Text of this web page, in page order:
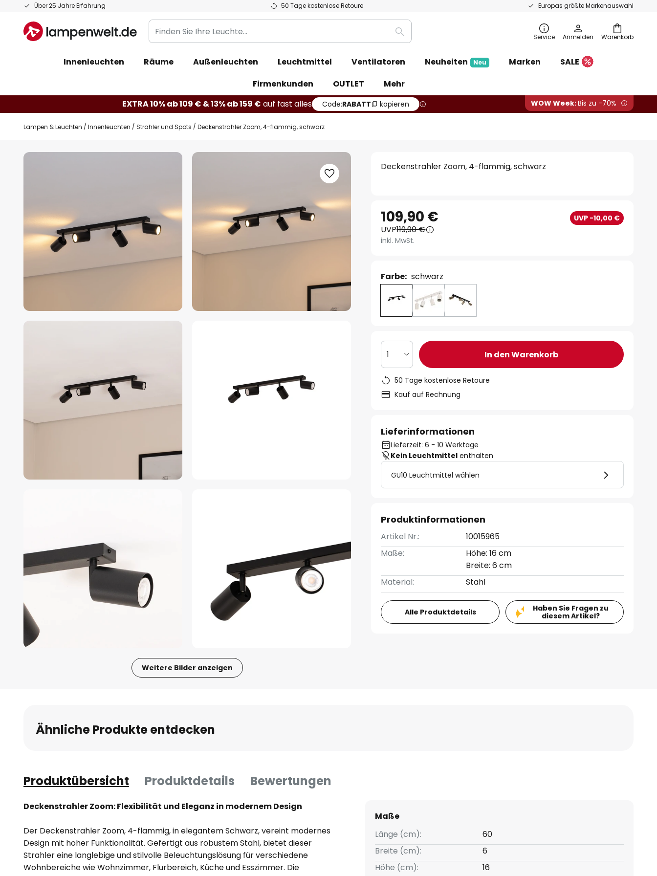
Über 25 Jahre Erfahrung 50 Tage kostenlose Retoure Europas größte Markenauswahl
Zum
springen
Warenkorb
Finden
Sie
Leuchte...
Suche Service Anmelden
Innenleuchten Räume Außenleuchten Leuchtmittel Ventilatoren Neuheiten Neu Marken
SALE
Firmenkunden
OUTLET
Mehr
EXTRA 10% ab 109 € & 13% ab 159 € auf fast alles Code:RABATT kopieren WOW Week:Bis zu -70%
Lampen & Leuchten Innenleuchten Strahler und Spots Deckenstrahler Zoom, 4-flammig, schwarz
Zum
Weitere Bilder anzeigen
Bildgalerie
springen
Deckenstrahler Zoom, 4-flammig, schwarz
109,90 € UVP -10,00 €
UVP119,90 €
inkl. MwSt.
Farbe: schwarz
1 In den Warenkorb
50 Tage kostenlose Retoure
Kauf auf Rechnung
Lieferinformationen
Lieferzeit: 6 - 10 Werktage
Kein Leuchtmittel enthalten
GU10 Leuchtmittel wählen
Produktinformationen
Artikel Nr.:
10015965
Maße:
Höhe: 16 cm
Breite: 6 cm
Material:
Stahl
Alle Produktdetails
Haben Sie Fragen zu
diesem Artikel?
Ähnliche Produkte entdecken
Produktübersicht Produktdetails Bewertungen
Deckenstrahler Zoom: Flexibilität und Eleganz in modernem Design
Der Deckenstrahler Zoom, 4-flammig, in elegantem Schwarz, vereint modernes
Design mit hoher Funktionalität. Gefertigt aus robustem Stahl, bietet dieser
Strahler eine langlebige und stilvolle Beleuchtungslösung für verschiedene
Wohnbereiche wie Wohnzimmer, Flurbereich, Küche und Esszimmer. Die
Maße
Länge (cm):
60
Breite (cm):
6
Höhe (cm):
16